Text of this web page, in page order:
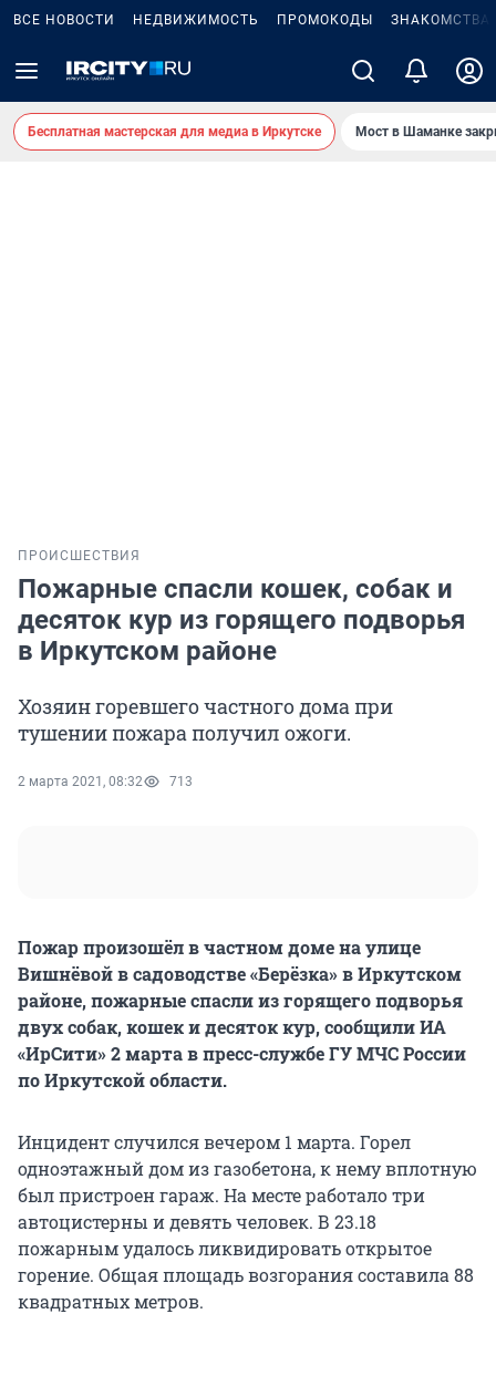
ВСЕ НОВОСТИ НЕДВИЖИМОСТЬ ПРОМОКОДЫ ЗНАКОМСТВА
Бесплатная мастерская для медиа в Иркутске Мост в Шаманке
ПРОИСШЕСТВИЯ
Пожарные спасли кошек, собак и
десяток кур из горящего подворья
в Иркутском районе
Хозяин горевшего частного дома при
тушении пожара получил ожоги.
2 марта 2021, 08:32 713
Пожар произошёл в частном доме на улице
Вишнёвой в садоводстве «Берёзка» в Иркутском
районе, пожарные спасли из горящего подворья
двух собак, кошек и десяток кур, сообщили ИА
«ИрСити» 2 марта в пресс-службе ГУ МЧС России
по Иркутской области.
Инцидент случился вечером 1 марта. Горел
одноэтажный дом из газобетона, к нему вплотную
был пристроен гараж. На месте работало три
автоцистерны и девять человек. В 23.18
пожарным удалось ликвидировать открытое
горение. Общая площадь возгорания составила 88
квадратных метров.